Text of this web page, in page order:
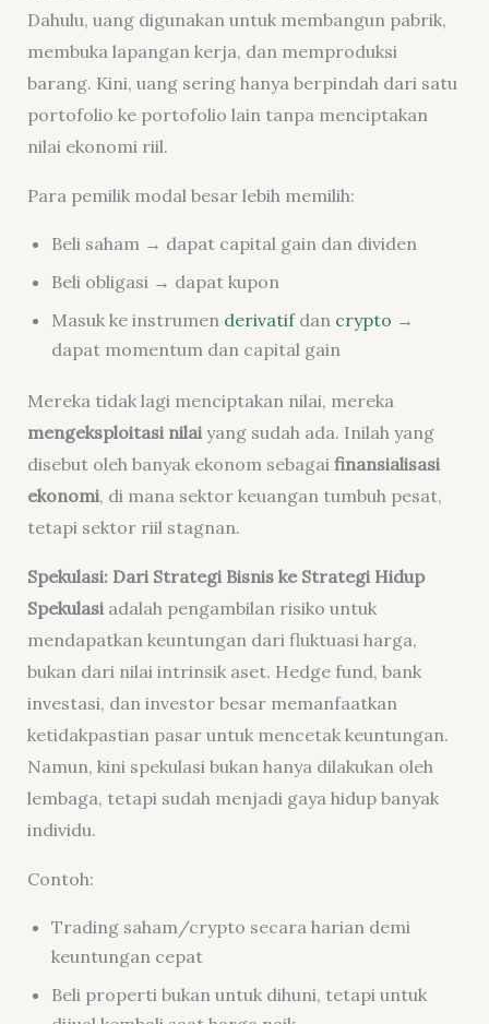
Dahulu, uang digunakan untuk membangun pabrik,
membuka lapangan kerja, dan memproduksi
barang. Kini, uang sering hanya berpindah dari satu
portofolio ke portofolio lain tanpa menciptakan
nilai ekonomi riil.
Para pemilik modal besar lebih memilih:
Beli saham → dapat capital gain dan dividen
Beli obligasi → dapat kupon
Masuk ke instrumen derivatifdan crypto →
dapat momentum dan capital gain
Mereka tidak lagi menciptakan nilai, mereka
mengeksploitasi nilaiyang sudah ada. Inilah yang
disebut oleh banyak ekonom sebagai finansialisasi
ekonomi, di mana sektor keuangan tumbuh pesat,
tetapi sektor riil stagnan.
Spekulasi: Dari Strategi Bisnis ke Strategi Hidup
Spekulasiadalah pengambilan risiko untuk
mendapatkan keuntungan dari fluktuasi harga,
bukan dari nilai intrinsik aset. Hedge fund, bank
investasi, dan investor besar memanfaatkan
ketidakpastian pasar untuk mencetak keuntungan.
Namun, kini spekulasi bukan hanya dilakukan oleh
lembaga, tetapi sudah menjadi gaya hidupbanyak
individu.
Contoh:
Trading saham/crypto secara harian demi
keuntungan cepat
Beli properti bukan untuk dihuni, tetapi untuk